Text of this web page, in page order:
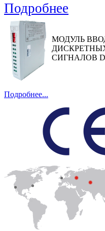
Подробнее
МОДУЛЬ
СИГНАЛОВ
Подробнее...